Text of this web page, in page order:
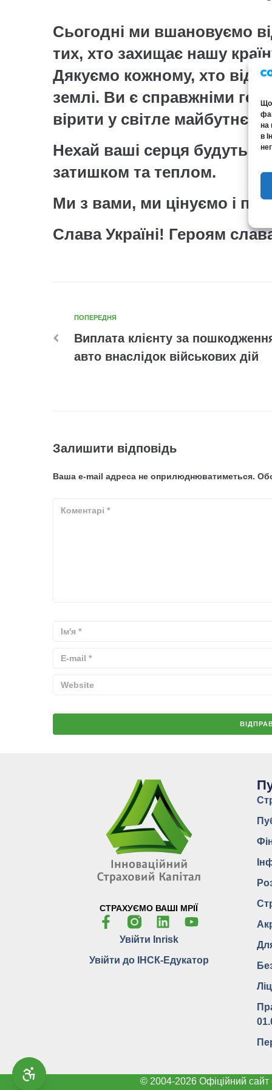
на
в
Сьогодні ми вшановуємо
тих, хто захищає нашу
Дякуємо кожному, хто
землі. Ви є справжніми
вірити у світле майбутнє.
Нехай ваші серця будуть
затишком та теплом.
Ми з вами, ми цінуємо і
Слава Україні! Героям
ПОПЕРЕДНЯ
Виплата клієнту за
авто внаслідок військових дій
Залишити відповідь
Ваша e-mail адреса не оприлюднюватиметься.
СТРАХУЄМО ВАШІ МРІЇ
Увійти Inrisk
Увійти до ІНСК-Едукатор
© 2004-2026 Офіційний сайт